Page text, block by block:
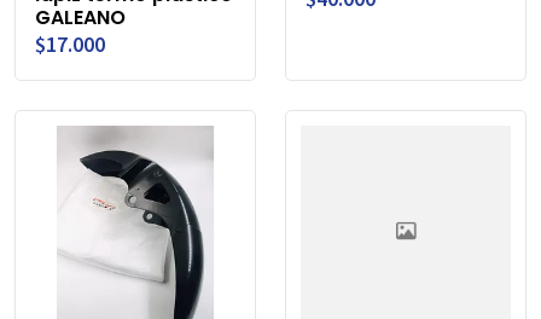
GALEANO
$17.000